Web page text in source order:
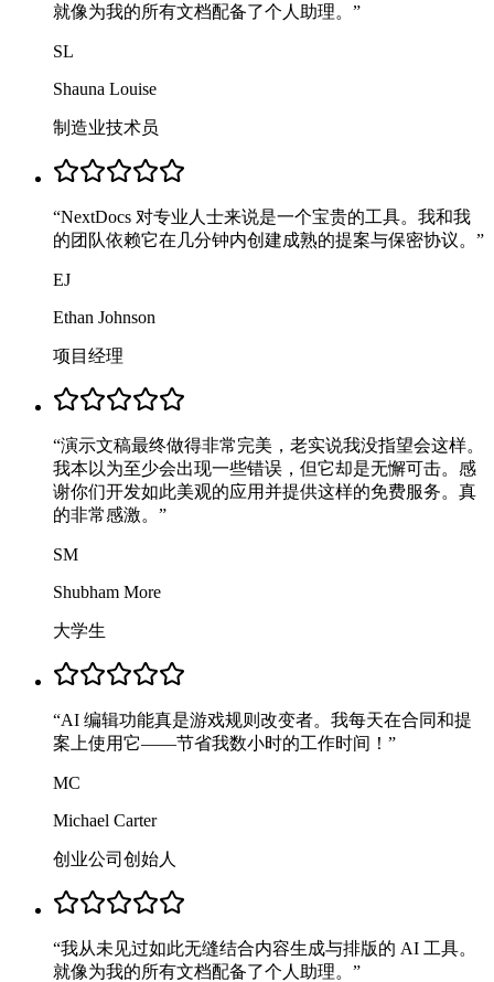
就像为我的所有文档配备了个人助理。 ”
SL
Shauna Louise
制造业技术员
“NextDocs 对专业人士来说是一个宝贵的工具。我和我
的团队依赖它在几分钟内创建成熟的提案与保密协议。 ”
EJ
Ethan Johnson
项目经理
“演示文稿最终做得非常完美，老实说我没指望会这样。
我本以为至少会出现一些错误，但它却是无懈可击。感
谢你们开发如此美观的应用并提供这样的免费服务。真
的非常感激。 ”
SM
Shubham More
大学生
“AI 编辑功能真是游戏规则改变者。我每天在合同和提
案上使用它——节省我数小时的工作时间！ ”
MC
Michael Carter
创业公司创始人
“我从未见过如此无缝结合内容生成与排版的 AI 工具。
就像为我的所有文档配备了个人助理。 ”